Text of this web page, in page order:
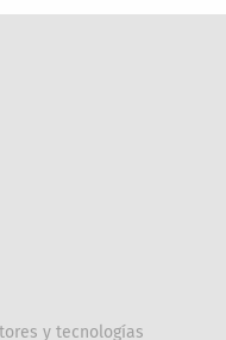
y tecnologías